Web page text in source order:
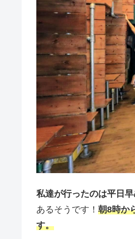
私達が行ったのは平日
あるそうです！ 朝8時か
す。